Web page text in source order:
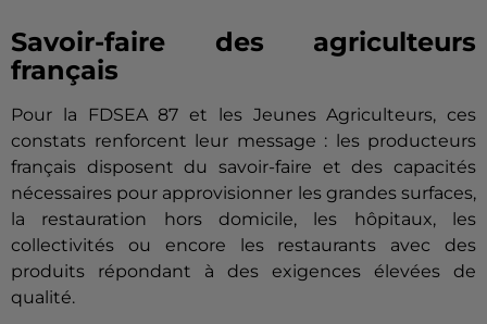
Savoir-faire des agriculteurs
français
Pour la FDSEA 87 et les Jeunes Agriculteurs, ces
constats renforcent leur message : les producteurs
français disposent du savoir-faire et des capacités
nécessaires pour approvisionner les grandes surfaces,
la restauration hors domicile, les hôpitaux, les
collectivités ou encore les restaurants avec des
produits répondant à des exigences élevées de
qualité.